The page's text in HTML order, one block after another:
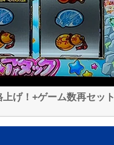
げ！+ゲーム数再セット